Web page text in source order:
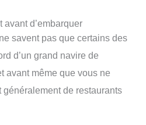
avant d’embarquer
savent pas que certains des
d’un grand navire de
avant même que vous ne
généralement de restaurants